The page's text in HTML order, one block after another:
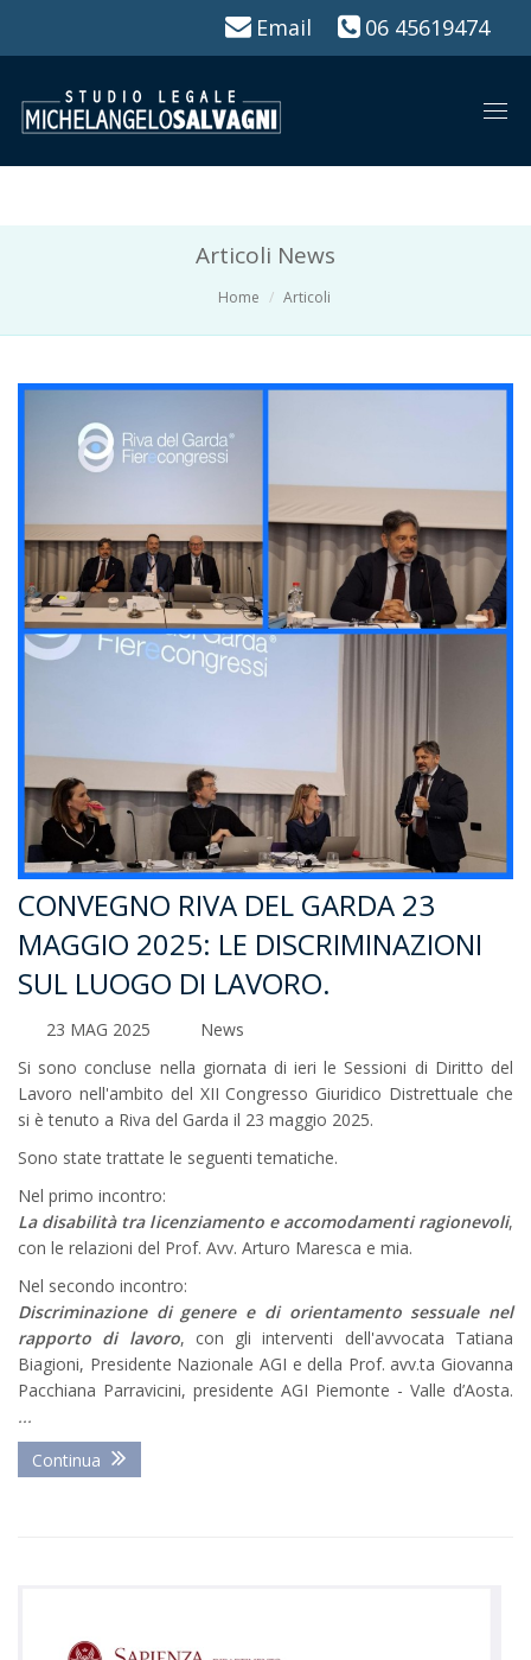
Email 06 45619474
Articoli News
Home Articoli
CONVEGNO RIVA DEL GARDA 23
MAGGIO 2025: LE DISCRIMINAZIONI
SUL LUOGO DI LAVORO.
23 MAG 2025
News
Si sono concluse nella giornata di ieri le Sessioni di Diritto del
Lavoro nell'ambito del XII Congresso Giuridico Distrettuale che
si è tenuto a Riva del Garda il 23 maggio 2025.
Sono state trattate le seguenti tematiche.
Nel primo incontro:
La disabilità tra licenziamento e accomodamenti ragionevoli,
con le relazioni del Prof. Avv. Arturo Maresca e mia.
Nel secondo incontro:
Discriminazione di genere e di orientamento sessuale nel
rapporto di lavoro, con gli interventi dell'avvocata Tatiana
Biagioni, Presidente Nazionale AGI e della Prof. avv.ta Giovanna
Pacchiana Parravicini, presidente AGI Piemonte - Valle d’Aosta.
...
Continua